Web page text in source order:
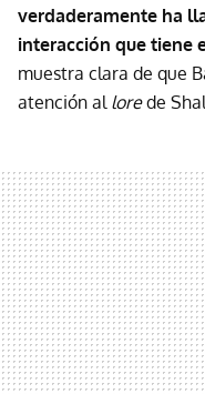
verdaderamente ha
interacción que tiene
muestra clara de que
atención al lorede